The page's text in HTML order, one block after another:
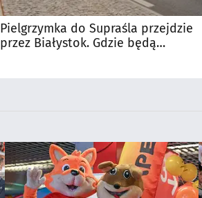
Pielgrzymka do Supraśla przejdzie
przez Białystok. Gdzie będą